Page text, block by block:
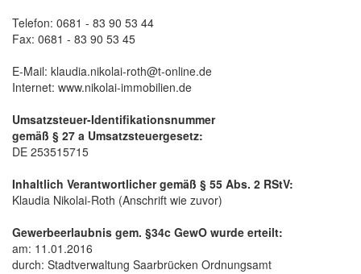
Telefon: 0681 - 83 90 53 44
Fax: 0681 - 83 90 53 45
E-Mail: klaudia.nikolai-roth@t-online.de
Internet: www.nikolai-immobilien.de
Umsatzsteuer-Identifikationsnummer
gemäß § 27 a Umsatzsteuergesetz:
DE 253515715
Inhaltlich Verantwortlicher gemäß § 55 Abs. 2 RStV:
Klaudia Nikolai-Roth (Anschrift wie zuvor)
Gewerbeerlaubnis gem. §34c GewO wurde erteilt:
am: 11.01.2016
durch: Stadtverwaltung Saarbrücken Ordnungsamt